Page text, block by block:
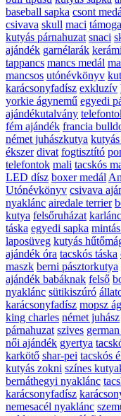
baseball sapka csont
csivava skull maci
kutyás párnahuzat snaci
ajándék garnélarák
tappancs mancs medál
mancsos utónévkönyv
karácsonyfadísz exkluzív
yorkie ágynemű egyedi
ajándékutalvány
fém ajándék francia
német juhászkutya
ékszer divat fogtisztító
telefontok mali tacskós
LED dísz boxer medál
Utónévkönyv csivava
nyaklánc airedale terrier
kutya felsőruházat karlánc
táska egyedi sapka
laposüveg kutyás
ajándék óra tacskós táska
maszk berni pásztorkutya
ajándék babáknak felső
nyaklánc sütikiszúró
karácsonyfadísz mopsz
king charles német juhász
párnahuzat szives
női ajándék gyertya
karkötő shar-pei tacskós
kutyás zokni színes
bernáthegyi nyaklánc
karácsonyfadísz
nemesacél nyaklánc